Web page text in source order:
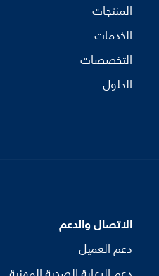
المنتجات
الخدمات
التخصصات
الحلول
الاتصال والدعم
دعم العميل